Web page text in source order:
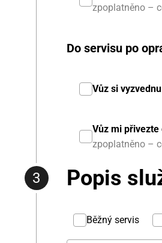
zpoplatněno –
Do servisu po
Vůz si
Vůz mi přivezte
zpoplatněno –
Popis
Běžný servis